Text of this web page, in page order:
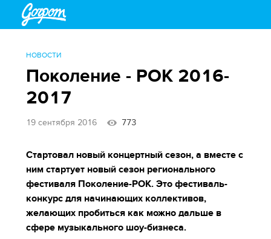
НОВОСТИ
Поколение - РОК 2016-
2017
19 сентября 2016 773
Стартовал новый концертный сезон, а вместе с
ним стартует новый сезон регионального
фестиваля Поколение-РОК. Это фестиваль-
конкурс для начинающих коллективов,
желающих пробиться как можно дальше в
сфере музыкального шоу-бизнеса.